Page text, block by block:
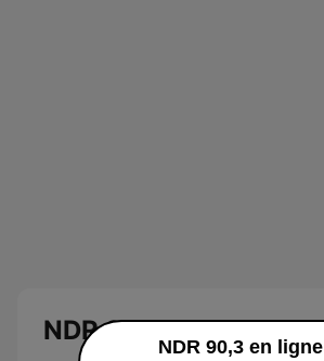
NDR 90,3
NDR 90,3 en ligne